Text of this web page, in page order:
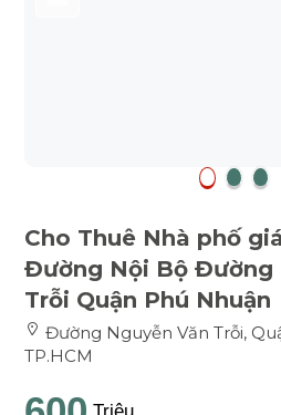
Cho Thuê Nhà phố
Đường Nội Bộ Đường
Trỗi Quận Phú Nhuận
Đường Nguyễn Văn Trỗi,
TP.HCM